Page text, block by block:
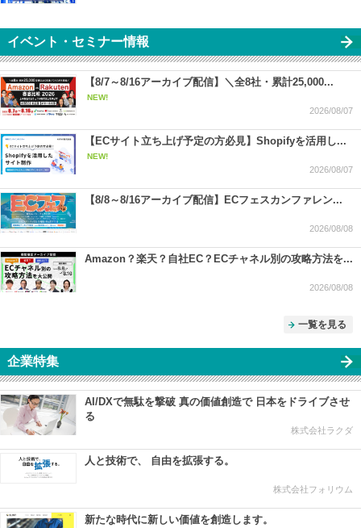
イベント・セミナー情報
【8/7～8/16アーカイブ配信】＼全8社・累計25,000...
NEW!
2026/08/07
【ECサイト立ち上げ予定の方必見】Shopifyを活用し...
NEW!
2026/08/07
【8/8～8/16アーカイブ配信】ECフェスカンファレン...
2026/08/08
Amazon？楽天？自社EC？ECチャネル別の攻略方法を...
2026/08/08
一覧を見る
企業特集
AI/DXで無駄を撃破 真の価値創造で 日本をドライブさせ
る
株式会社ラクダ
人と技術で、 自由を拡張する。
株式会社フォリウム
新たな時代に新しい価値を創造します。